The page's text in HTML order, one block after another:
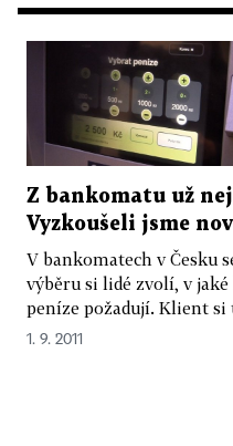
Z bankomatu už
Vyzkoušeli jsme
V bankomatech v Česku
výběru si lidé zvolí, v
peníze požadují. Klient si
1. 9. 2011